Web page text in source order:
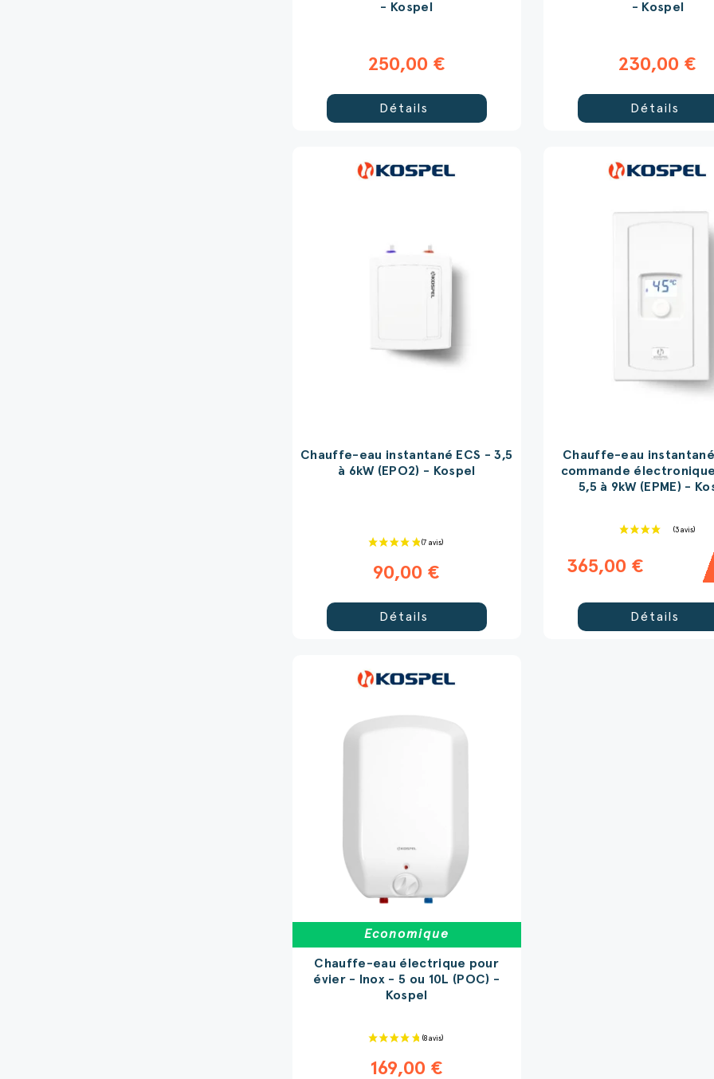
- Kospel
250,00 €
Détails
- Kospel
230,00 €
Détails
Chauffe-eau instantané ECS - 3,5
à 6kW (EPO2) - Kospel
90,00 €
Détails
Chauffe-eau instantané
commande
5,5 à 9kW (EPME) -
365,00 €
Détails
Economique
Chauffe-eau électrique pour
évier - Inox - 5 ou 10L (POC) -
Kospel
169,00 €